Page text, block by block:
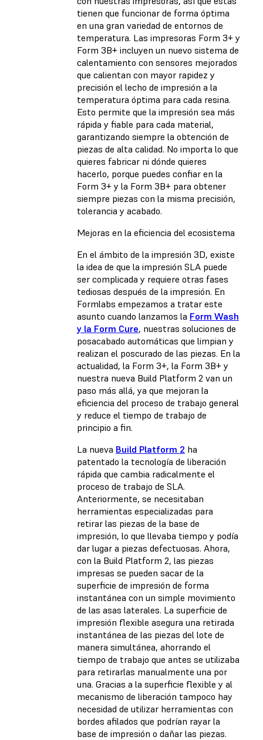
tienen que funcionar de forma óptima
en una gran variedad de entornos de
temperatura. Las impresoras Form 3+ y
Form 3B+ incluyen un nuevo sistema de
calentamiento con sensores mejorados
que calientan con mayor rapidez y
precisión el lecho de impresión a la
temperatura óptima para cada resina.
Esto permite que la impresión sea más
rápida y fiable para cada material,
garantizando siempre la obtención de
piezas de alta calidad. No importa lo que
quieres fabricar ni dónde quieres
hacerlo, porque puedes confiar en la
Form 3+ y la Form 3B+ para obtener
siempre piezas con la misma precisión,
tolerancia y acabado.
Mejoras en la eficiencia del ecosistema
En el ámbito de la impresión 3D, existe
la idea de que la impresión SLA puede
ser complicada y requiere otras fases
tediosas después de la impresión. En
Formlabs empezamos a tratar este
asunto cuando lanzamos la Form Wash
y la Form Cure, nuestras soluciones de
posacabado automáticas que limpian y
realizan el poscurado de las piezas. En la
actualidad, la Form 3+, la Form 3B+ y
nuestra nueva Build Platform 2 van un
paso más allá, ya que mejoran la
eficiencia del proceso de trabajo general
y reduce el tiempo de trabajo de
principio a fin.
La nueva Build Platform 2 ha
patentado la tecnología de liberación
rápida que cambia radicalmente el
proceso de trabajo de SLA.
Anteriormente, se necesitaban
herramientas especializadas para
retirar las piezas de la base de
impresión, lo que llevaba tiempo y podía
dar lugar a piezas defectuosas. Ahora,
con la Build Platform 2, las piezas
impresas se pueden sacar de la
superficie de impresión de forma
instantánea con un simple movimiento
de las asas laterales. La superficie de
impresión flexible asegura una retirada
instantánea de las piezas del lote de
manera simultánea, ahorrando el
tiempo de trabajo que antes se utilizaba
para retirarlas manualmente una por
una. Gracias a la superficie flexible y al
mecanismo de liberación tampoco hay
necesidad de utilizar herramientas con
bordes afilados que podrían rayar la
base de impresión o dañar las piezas.